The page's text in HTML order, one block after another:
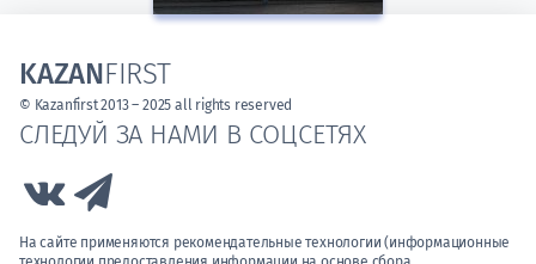
СЛЕДУЙ ЗА НАМИ В СОЦСЕТЯХ
Link to Vk
На сайте применяются рекомендательные технологии (информационные
KAZANFIRST
© Kazanfirst 2013 – 2025 all rights reserved